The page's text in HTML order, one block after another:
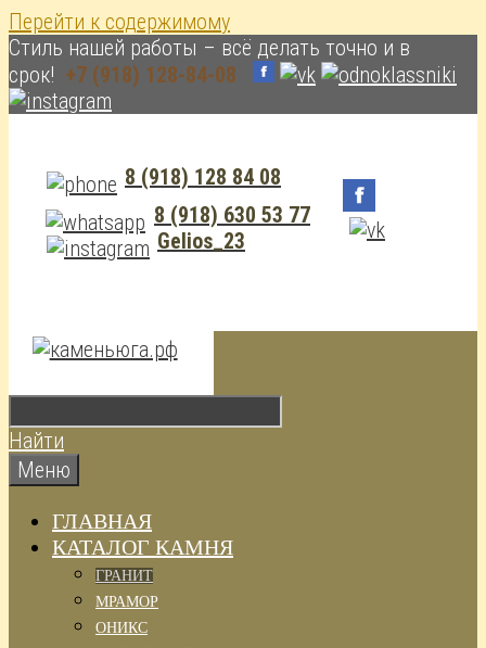
Перейти к содержимому
Cтиль нашей работы – всё делать точно и в
срок! +7 (918) 128-84-08
8 (918) 128 84 08
8 (918) 630 53 77
Gelios_23
Найти
Меню
ГЛАВНАЯ
КАТАЛОГ КАМНЯ
ГРАНИТ
МРАМОР
ОНИКС